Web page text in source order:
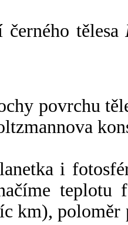
černého tělesa
povrchu
i
km),